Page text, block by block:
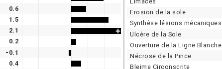
0.6
1.5
2.1
0.2
-0.1
0.4
Erosion de la sole
Synthèse lésions mécaniques
Ulcère de la Sole
Ouverture de la Ligne Blanche
Nécrose de la Pince
Bleime Circonscrite